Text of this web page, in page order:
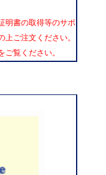
明書の取得等のサポ
ご注文ください。
ご覧ください。